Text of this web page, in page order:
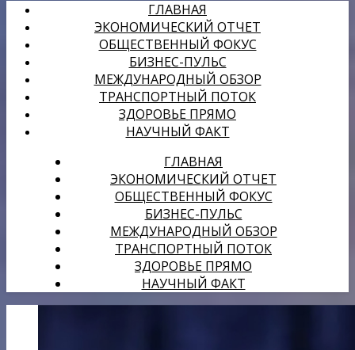
ГЛАВНАЯ
ЭКОНОМИЧЕСКИЙ ОТЧЕТ
ОБЩЕСТВЕННЫЙ ФОКУС
БИЗНЕС-ПУЛЬС
МЕЖДУНАРОДНЫЙ ОБЗОР
ТРАНСПОРТНЫЙ ПОТОК
ЗДОРОВЬЕ ПРЯМО
НАУЧНЫЙ ФАКТ
ГЛАВНАЯ
ЭКОНОМИЧЕСКИЙ ОТЧЕТ
ОБЩЕСТВЕННЫЙ ФОКУС
БИЗНЕС-ПУЛЬС
МЕЖДУНАРОДНЫЙ ОБЗОР
ТРАНСПОРТНЫЙ ПОТОК
ЗДОРОВЬЕ ПРЯМО
НАУЧНЫЙ ФАКТ